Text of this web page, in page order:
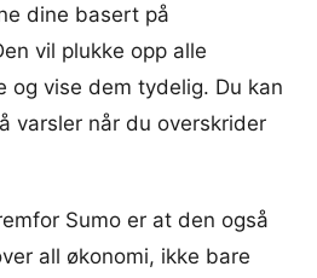
dine basert på
vil plukke opp alle
og vise dem tydelig. Du kan
varsler når du overskrider
Sumo er at den også
all økonomi, ikke bare